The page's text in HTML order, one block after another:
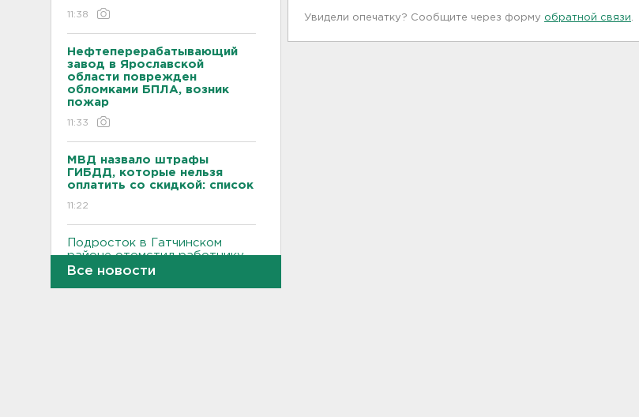
11:38
Нефтеперерабатывающий
завод в Ярославской
области поврежден
обломками БПЛА, возник
пожар
11:33
МВД назвало штрафы
ГИБДД, которые нельзя
оплатить со скидкой: список
11:22
Подросток в Гатчинском
районе отомстил работнику
канализации пневматическим
Все новости
Увидели опечатку? Сообщите через форму обратной связи